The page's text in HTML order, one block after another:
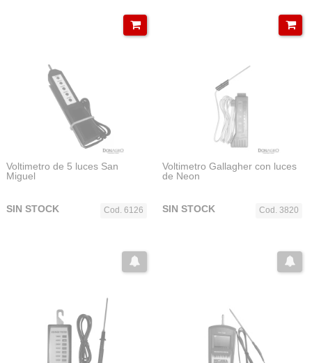
Voltimetro de 5 luces San
Miguel
Cod. 6126
SIN STOCK
Voltimetro Gallagher con luces
de Neon
Cod. 3820
SIN STOCK